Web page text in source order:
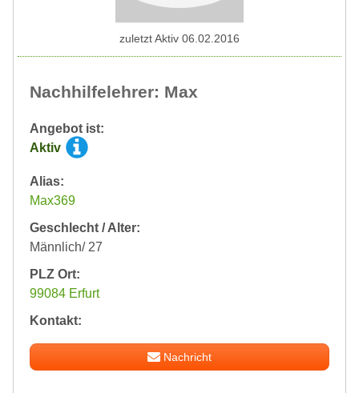
Nachhilfelehrer: Max
Angebot ist:
Aktiv
Alias:
Max369
Geschlecht / Alter:
Männlich/ 27
PLZ Ort:
99084 Erfurt
Kontakt:
Nachricht
zuletzt Aktiv 06.02.2016